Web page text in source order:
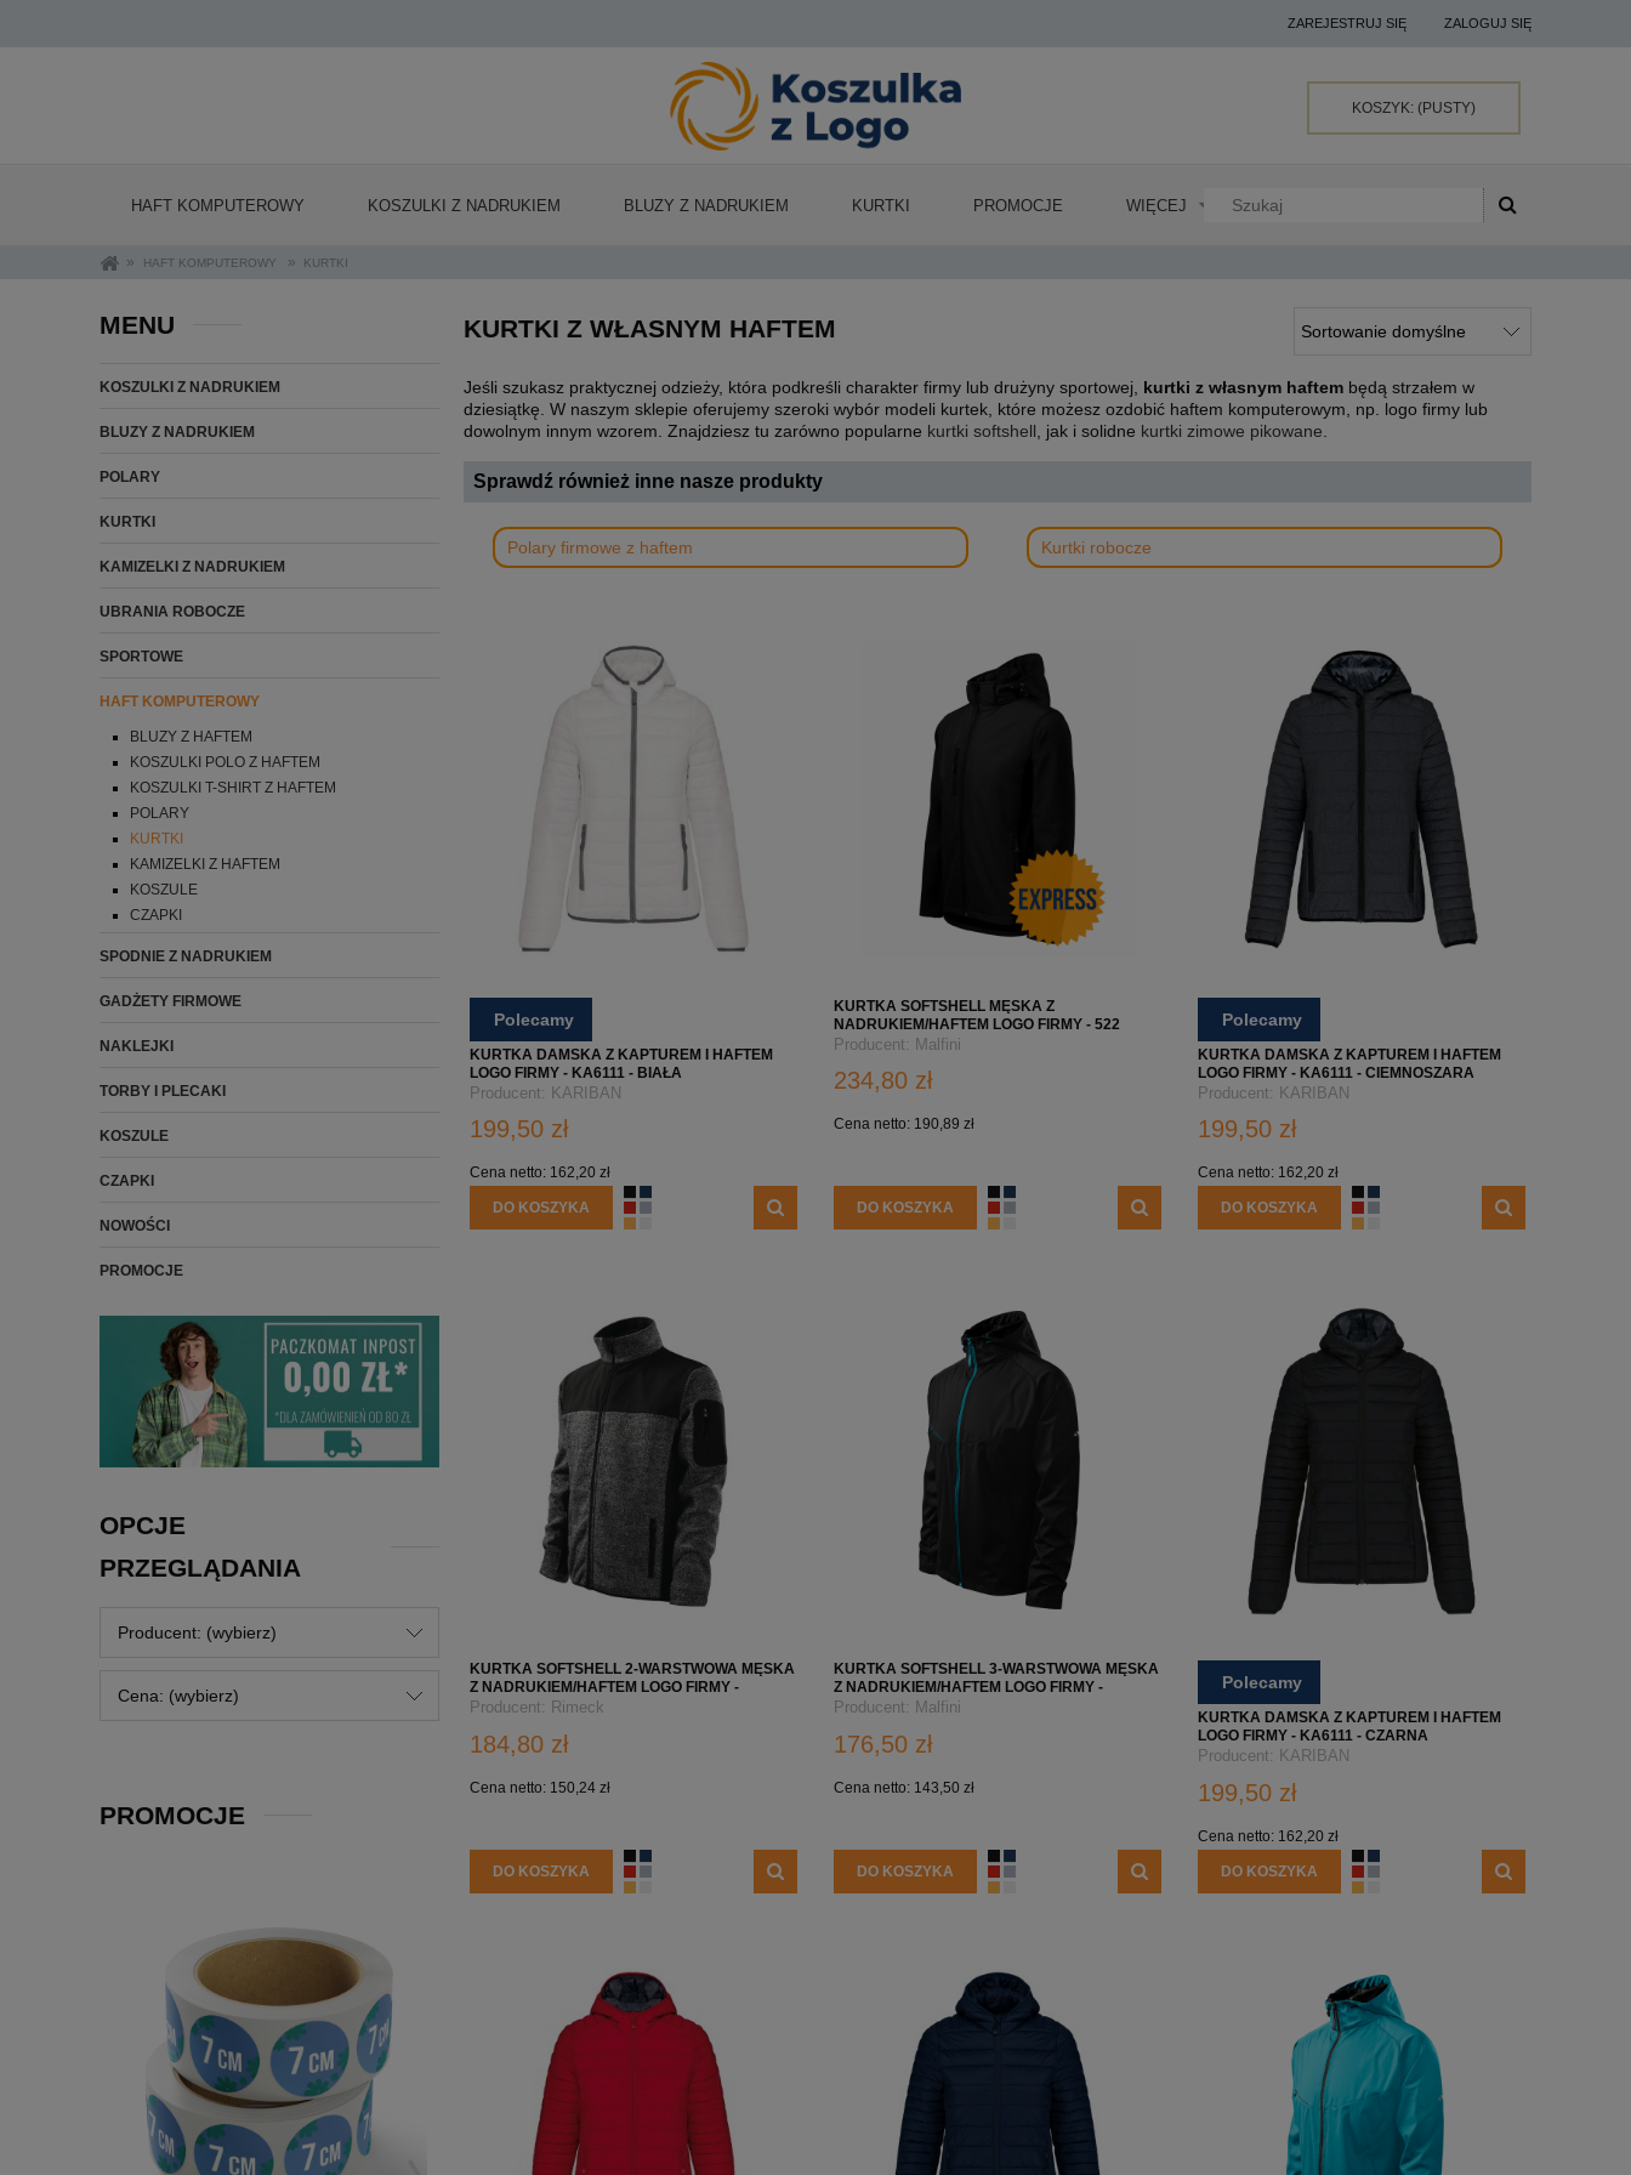
ZAREJESTRUJ SIĘ ZALOGUJ SIĘ
KOSZYK: (PUSTY)
HAFT KOMPUTEROWY KOSZULKI Z NADRUKIEM BLUZY Z NADRUKIEM KURTKI PROMOCJE WIĘCEJ
» HAFT KOMPUTEROWY » KURTKI
MENU
KOSZULKI Z NADRUKIEM
BLUZY Z NADRUKIEM
POLARY
KURTKI
KAMIZELKI Z NADRUKIEM
UBRANIA ROBOCZE
SPORTOWE
HAFT KOMPUTEROWY
BLUZY Z HAFTEM
KOSZULKI POLO Z HAFTEM
KOSZULKI T-SHIRT Z HAFTEM
POLARY
KURTKI
KAMIZELKI Z HAFTEM
KOSZULE
CZAPKI
SPODNIE Z NADRUKIEM
GADŻETY FIRMOWE
NAKLEJKI
TORBY I PLECAKI
KOSZULE
CZAPKI
NOWOŚCI
PROMOCJE
OPCJE
PRZEGLĄDANIA
Producent: (wybierz)
Cena: (wybierz)
PROMOCJE
KURTKI Z WŁASNYM HAFTEM
Jeśli szukasz praktycznej odzieży, która podkreśli charakter firmy lub drużyny sportowej, kurtki z własnym haftem będą strzałem w
dziesiątkę. W naszym sklepie oferujemy szeroki wybór modeli kurtek, które możesz ozdobić haftem komputerowym, np. logo firmy lub
dowolnym innym wzorem. Znajdziesz tu zarówno popularne kurtki softshell , jak i solidne kurtki zimowe pikowane
Sprawdź również inne nasze produkty
Polary firmowe z haftem Kurtki robocze
Polecamy
KURTKA DAMSKA Z KAPTUREM I HAFTEM
LOGO FIRMY - KA6111 - BIAŁA
Producent: KARIBAN
199,50 zł
Cena netto: 162,20 zł
DO KOSZYKA
KURTKA SOFTSHELL MĘSKA Z
NADRUKIEM/HAFTEM LOGO FIRMY - 522
PERFORMANCE - CZARNA | EKSPRESOWA
Producent: Malfini
234,80 zł
Cena netto: 190,89 zł
DO KOSZYKA
Polecamy
KURTKA DAMSKA Z KAPTUREM I HAFTEM
LOGO FIRMY - KA6111 - CIEMNOSZARA
Producent: KARIBAN
199,50 zł
Cena netto: 162,20 zł
DO KOSZYKA
KURTKA SOFTSHELL 2-WARSTWOWA MĘSKA
Z NADRUKIEM/HAFTEM LOGO FIRMY -
RIMECK CASUAL 550 - SZARA
Producent: Rimeck
184,80 zł
Cena netto: 150,24 zł
DO KOSZYKA
KURTKA SOFTSHELL 3-WARSTWOWA MĘSKA
Z NADRUKIEM/HAFTEM LOGO FIRMY -
MALFINI COOL 515 - CZARNA
Producent: Malfini
176,50 zł
Cena netto: 143,50 zł
DO KOSZYKA
Polecamy
KURTKA DAMSKA Z KAPTUREM I HAFTEM
LOGO FIRMY - KA6111 - CZARNA
Producent: KARIBAN
199,50 zł
Cena netto: 162,20 zł
DO KOSZYKA